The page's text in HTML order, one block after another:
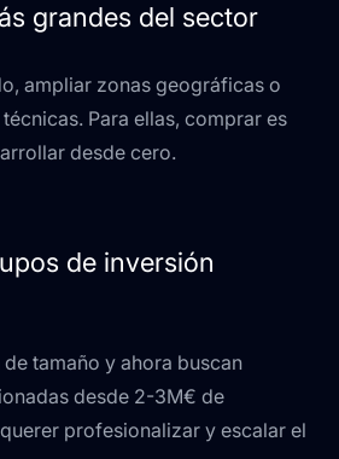
grandes del sector
ampliar zonas geográficas o
Para ellas, comprar es
desde cero.
de inversión
tamaño y ahora buscan
desde 2-3M€ de
profesionalizar y escalar el